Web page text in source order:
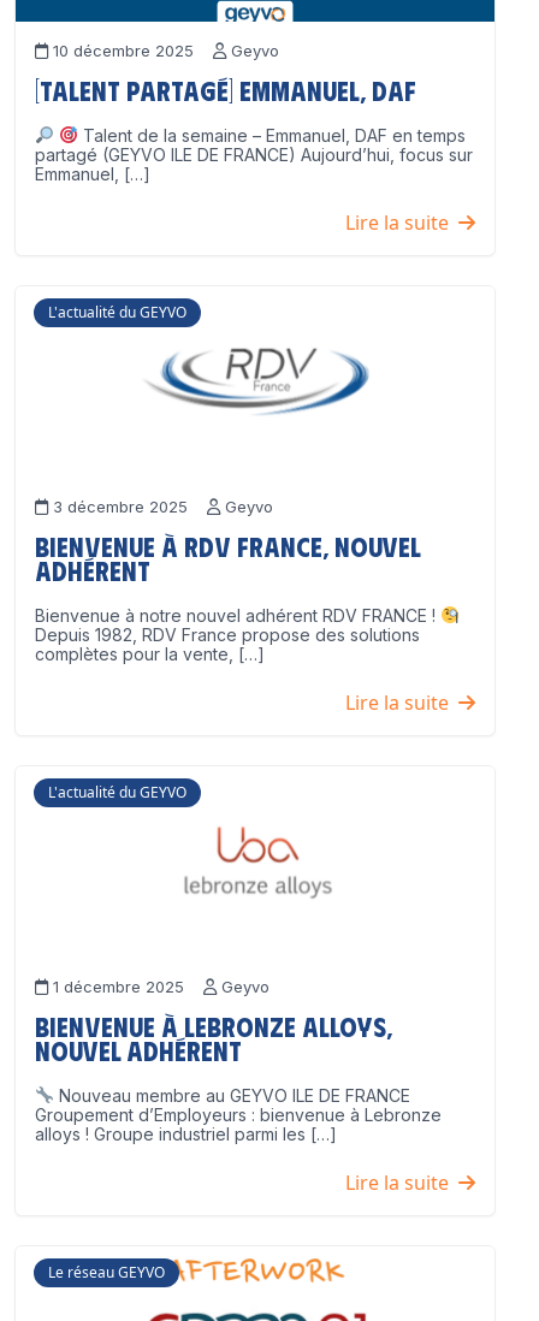
10 décembre 2025 Geyvo
[Talent partagé] Emmanuel, DAF
Talent de la semaine – Emmanuel, DAF en temps
partagé (GEYVO ILE DE FRANCE) Aujourd’hui, focus sur
Emmanuel, […]
Lire la suite
L'actualité du GEYVO
3 décembre 2025 Geyvo
Bienvenue à RDV France, nouvel
adhérent
Bienvenue à notre nouvel adhérent RDV FRANCE !
Depuis 1982, RDV France propose des solutions
complètes pour la vente, […]
Lire la suite
L'actualité du GEYVO
1 décembre 2025 Geyvo
Bienvenue à Lebronze Alloys,
nouvel adhérent
Nouveau membre au GEYVO ILE DE FRANCE
Groupement d’Employeurs : bienvenue à Lebronze
alloys ! Groupe industriel parmi les […]
Lire la suite
Le réseau GEYVO